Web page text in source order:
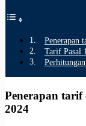
Penerapan
Tarif Pasal
Penerapan
2024